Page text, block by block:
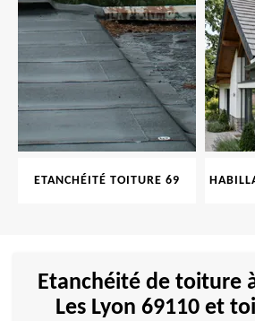
ETANCHÉITÉ TOITURE 69
Etanchéité de toiture
Les Lyon 69110 et